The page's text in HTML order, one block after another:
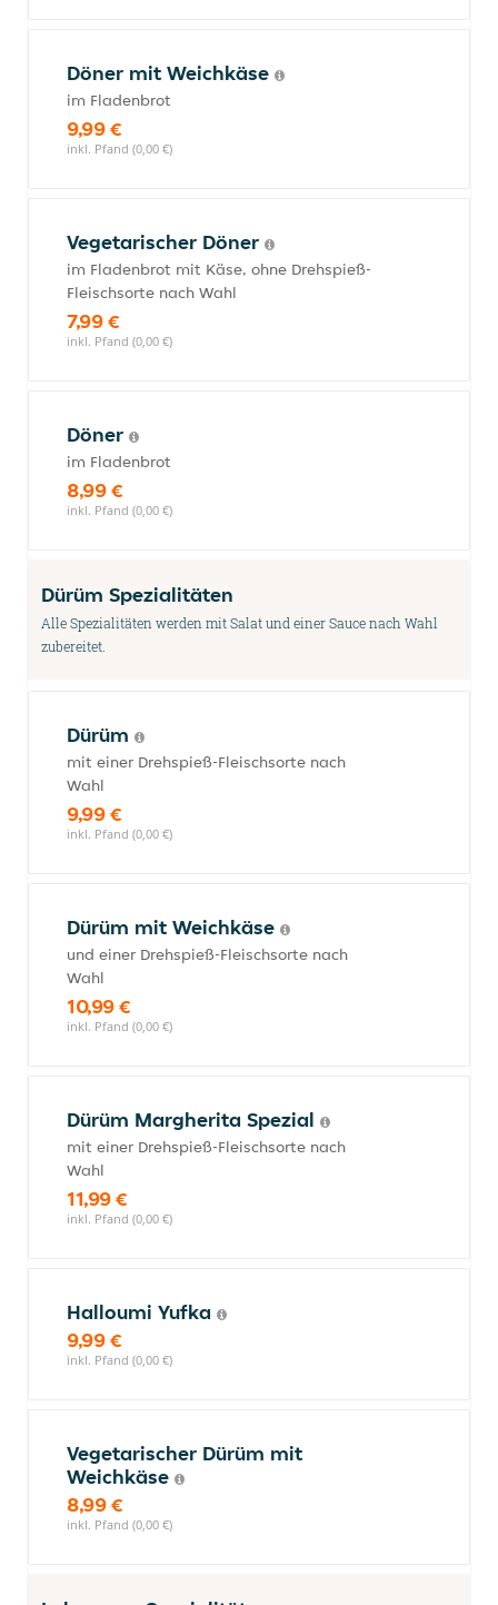
Döner mit Weichkäse
im Fladenbrot
9,99 €
inkl. Pfand (0,00 €)
Vegetarischer Döner
im Fladenbrot mit Käse, ohne Drehspieß-
Fleischsorte nach Wahl
7,99 €
inkl. Pfand (0,00 €)
Döner
im Fladenbrot
8,99 €
inkl. Pfand (0,00 €)
Dürüm Spezialitäten
Alle Spezialitäten werden mit Salat und einer Sauce nach Wahl
zubereitet.
Dürüm
mit einer Drehspieß-Fleischsorte nach
Wahl
9,99 €
inkl. Pfand (0,00 €)
Dürüm mit Weichkäse
und einer Drehspieß-Fleischsorte nach
Wahl
10,99 €
inkl. Pfand (0,00 €)
Dürüm Margherita Spezial
mit einer Drehspieß-Fleischsorte nach
Wahl
11,99 €
inkl. Pfand (0,00 €)
Halloumi Yufka
9,99 €
inkl. Pfand (0,00 €)
Vegetarischer Dürüm mit
Weichkäse
8,99 €
inkl. Pfand (0,00 €)